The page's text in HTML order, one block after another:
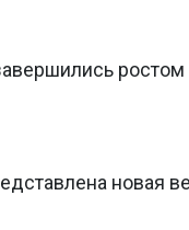
ростом
новая